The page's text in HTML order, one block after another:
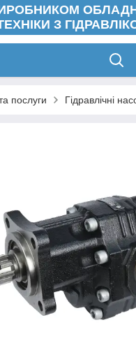
З
послуги Гідравлічні